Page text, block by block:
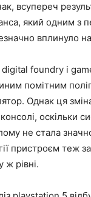
всупереч
який одним з
вплинуло
digital foundry і
помітним
Однак ця
оскільки
не стала
пристроєм теж
ж рівні.